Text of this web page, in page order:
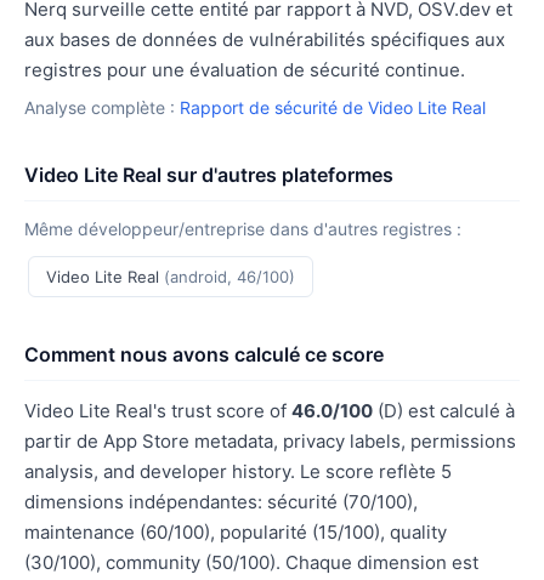
Nerq surveille cette entité par rapport à NVD, OSV.dev et
aux bases de données de vulnérabilités spécifiques aux
registres pour une évaluation de sécurité continue.
Analyse complète : Rapport de sécurité de Video Lite Real
Video Lite Real sur d'autres plateformes
Même développeur/entreprise dans d'autres registres :
Video Lite Real (android, 46/100)
Comment nous avons calculé ce score
Video Lite Real's trust score of 46.0/100 (D) est calculé à
partir de App Store metadata, privacy labels, permissions
analysis, and developer history. Le score reflète 5
dimensions indépendantes: sécurité (70/100),
maintenance (60/100), popularité (15/100), quality
(30/100), community (50/100). Chaque dimension est